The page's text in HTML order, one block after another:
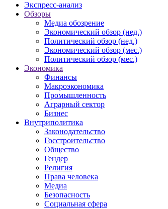
Экспресс-анализ
Обзоры
Медиа обозрение
Экономический обзор (нед.)
Политический обзор (нед.)
Экономический обзор (мес.)
Политический обзор (мес.)
Экономика
Финансы
Макроэкономика
Промышленность
Аграрный сектор
Бизнес
Внутриполитика
Законодательство
Госстроительство
Общество
Гендер
Религия
Права человека
Медиа
Безопасность
Социальная сфера